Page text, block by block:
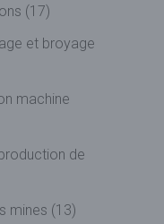
(17)
et broyage
machine
de
mines (13)